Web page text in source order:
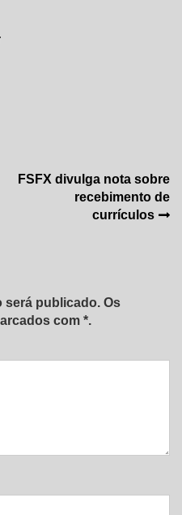
FSFX divulga nota sobre
recebimento de
currículos
será publicado. Os
com *.